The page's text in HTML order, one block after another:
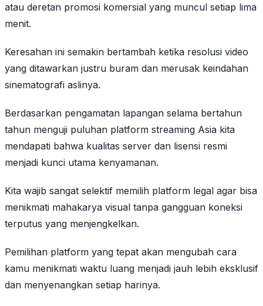
atau deretan promosi komersial yang muncul setiap lima
menit.
Keresahan ini semakin bertambah ketika resolusi video
yang ditawarkan justru buram dan merusak keindahan
sinematografi aslinya.
Berdasarkan pengamatan lapangan selama bertahun
tahun menguji puluhan platform streaming Asia kita
mendapati bahwa kualitas server dan lisensi resmi
menjadi kunci utama kenyamanan.
Kita wajib sangat selektif memilih platform legal agar bisa
menikmati mahakarya visual tanpa gangguan koneksi
terputus yang menjengkelkan.
Pemilihan platform yang tepat akan mengubah cara
kamu menikmati waktu luang menjadi jauh lebih eksklusif
dan menyenangkan setiap harinya.